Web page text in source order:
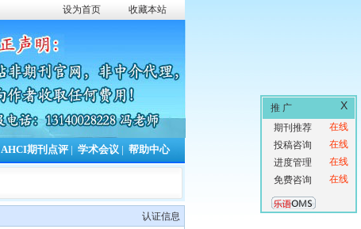
设为首页 收藏本站
AHCI期刊点评 学术会议 帮助中心
认证信息
X
推 广
在线
期刊推荐
在线
投稿咨询
在线
进度管理
在线
免费咨询